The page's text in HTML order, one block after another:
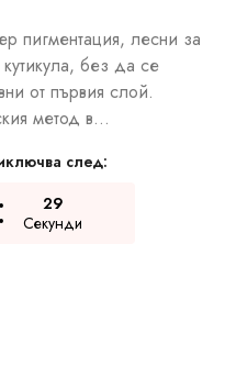
пигментация, лесни за
без да се
от първия слой.
метод в...
след:
28
Секунди